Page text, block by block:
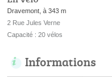
Dravemont, à 343 m
2 Rue Jules Verne
Capacité : 20 vélos
Informations